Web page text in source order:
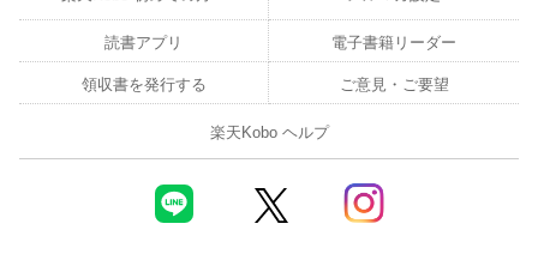
読書アプリ 電子書籍リーダー
領収書を発行する ご意見・ご要望
楽天Kobo ヘルプ